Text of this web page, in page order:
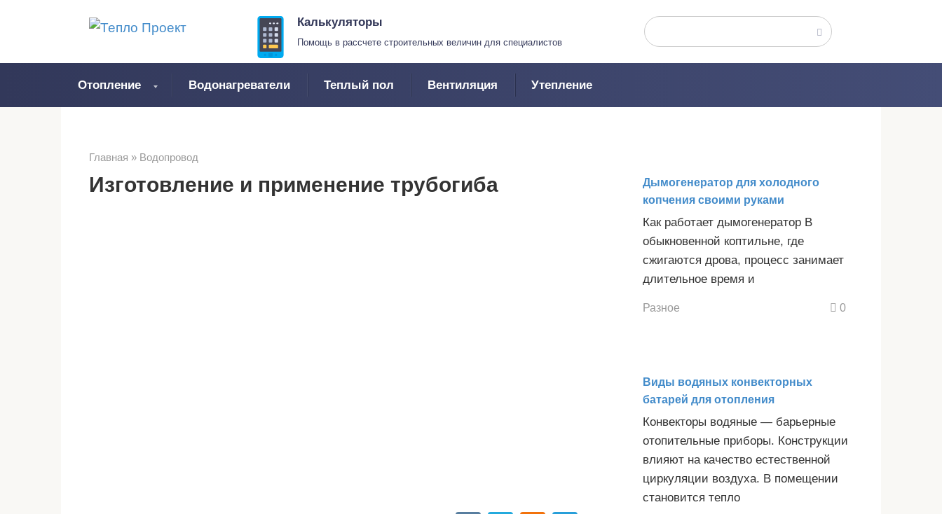
Калькуляторы
Помощь в рассчете строительных величин для специалистов
Поиск:
Отопление Водонагреватели Теплый пол Вентиляция Утепление
Главная » Водопровод
Изготовление и применение трубогиба
Дымогенератор для холодного
копчения своими руками
Как работает дымогенератор В
обыкновенной коптильне, где
сжигаются дрова, процесс занимает
длительное время и
Разное 0
Виды водяных конвекторных
батарей для отопления
Конвекторы водяные — барьерные
отопительные приборы. Конструкции
влияют на качество естественной
циркуляции воздуха. В помещении
становится тепло